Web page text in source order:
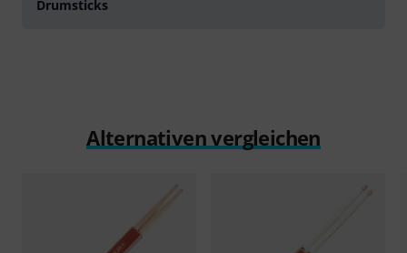
Drumsticks
Alternativen vergleichen